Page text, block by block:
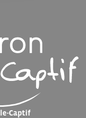
Captif